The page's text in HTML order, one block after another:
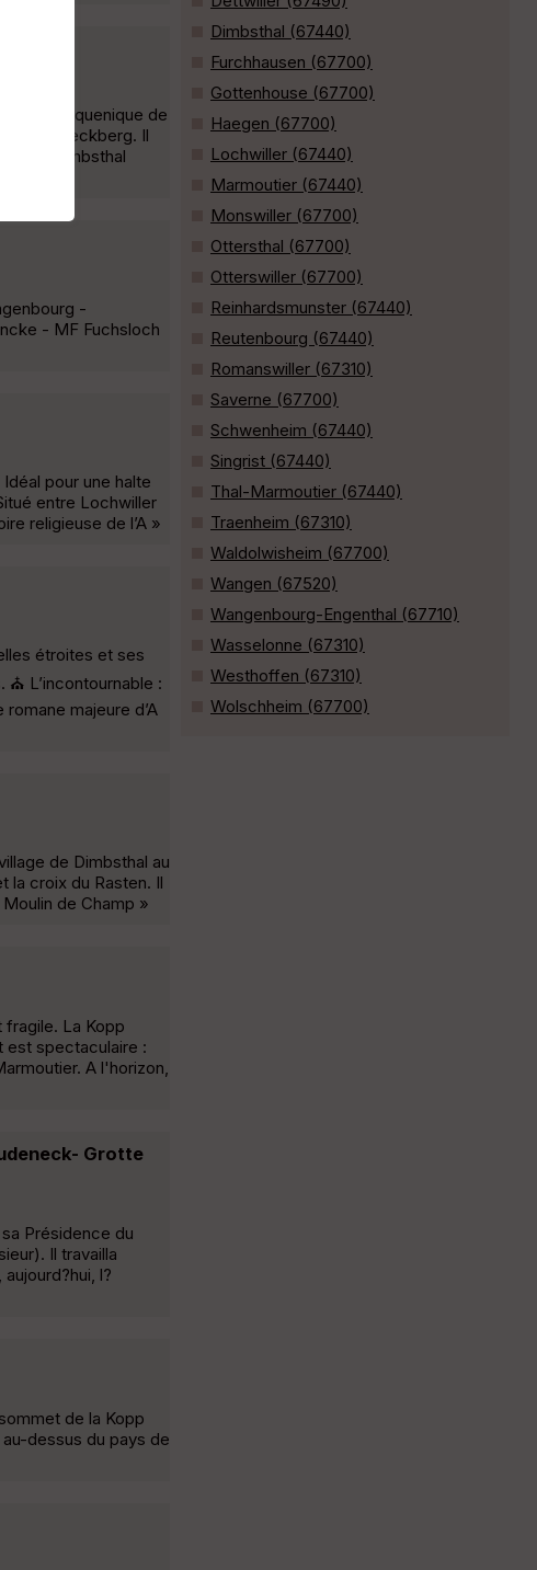
de piquenique de
du Heckberg. Il
et Dimbsthal
-
- MF Fuchsloch
pour une halte
entre Lochwiller
religieuse de l’A »
étroites et ses
L’incontournable :
majeure d’A
de Dimbsthal au
la croix du Rasten. Il
de Champ »
La Kopp
est spectaculaire :
A l'horizon,
Grotte
Présidence du
Il travailla
l?
de la Kopp
dessus du pays de
Dimbsthal (67440)
Furchhausen (67700)
Gottenhouse (67700)
Haegen (67700)
Lochwiller (67440)
Marmoutier (67440)
Monswiller (67700)
Ottersthal (67700)
Otterswiller (67700)
Reinhardsmunster (67440)
Reutenbourg (67440)
Romanswiller (67310)
Saverne (67700)
Schwenheim (67440)
Singrist (67440)
Thal-Marmoutier (67440)
Traenheim (67310)
Waldolwisheim (67700)
Wangen (67520)
Wangenbourg-Engenthal (67710)
Wasselonne (67310)
Westhoffen (67310)
Wolschheim (67700)